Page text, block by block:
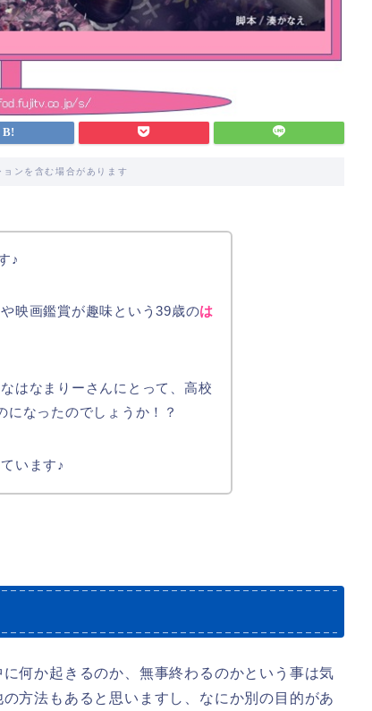
ンを含む場合があります
♪
映画鑑賞が趣味という39歳のは
はなまりーさんにとって、高校
になったのでしょうか！？
います♪
何か起きるのか、無事終わるのかという事は気
方法もあると思いますし、なにか別の目的があ